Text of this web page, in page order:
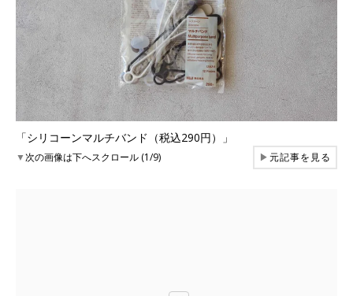
「シリコーンマルチバンド（税込290円）」
▼次の画像は下へスクロール (1/9) ▶元記事を見る